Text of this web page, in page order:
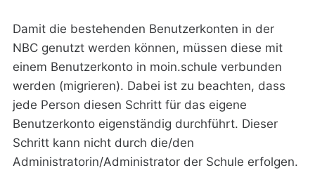
Damit die bestehenden Benutzerkonten in der
NBC genutzt werden können, müssen diese mit
einem Benutzerkonto in moin.schule verbunden
werden (migrieren). Dabei ist zu beachten, dass
jede Person diesen Schritt für das eigene
Benutzerkonto eigenständig durchführt. Dieser
Schritt kann nicht durch die/den
Administratorin/Administrator der Schule erfolgen.